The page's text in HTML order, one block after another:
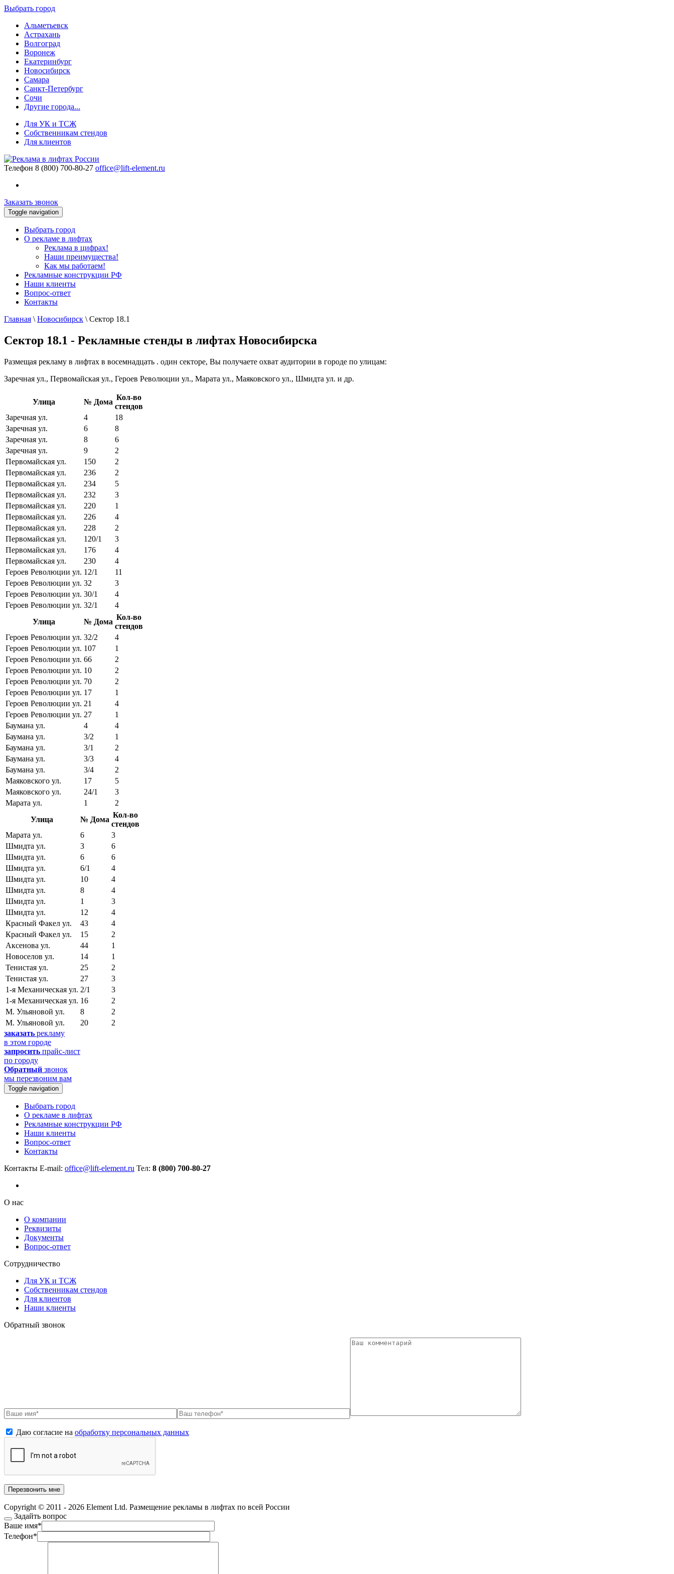
Выбрать город
Альметьевск
Астрахань
Волгоград
Воронеж
Екатеринбург
Новосибирск
Самара
Санкт-Петербург
Сочи
Другие города...
Для УК и ТСЖ
Собственникам стендов
Для клиентов
Телефон 8 (800) 700-80-27 office@lift-element.ru
Заказать звонок
Toggle navigation
Выбрать город
О рекламе в лифтах
Реклама в цифрах!
Наши преимущества!
Как мы работаем!
Рекламные конструкции РФ
Наши клиенты
Вопрос-ответ
Контакты
Главная \ Новосибирск \ Сектор 18.1
Сектор 18.1 - Рекламные стенды в лифтах Новосибирска
Размещая рекламу в лифтах в восемнадцать . один секторе, Вы получаете охват аудитории в городе по улицам:
Заречная ул., Первомайская ул., Героев Революции ул., Марата ул., Маяковского ул., Шмидта ул. и др.
Улица № Дома
Кол-во
стендов
Заречная ул.
4
18
Заречная ул.
6
8
Заречная ул.
8
6
Заречная ул.
9
2
Первомайская ул.
150
2
Первомайская ул.
236
2
Первомайская ул.
234
5
Первомайская ул.
232
3
Первомайская ул.
220
1
Первомайская ул.
226
4
Первомайская ул.
228
2
Первомайская ул.
120/1
3
Первомайская ул.
176
4
Первомайская ул.
230
4
Героев Революции ул. 12/1
11
Героев Революции ул. 32
3
Героев Революции ул. 30/1
4
Героев Революции ул. 32/1
4
Улица
№ Дома
Кол-во
стендов
Героев Революции ул. 32/2
4
Героев Революции ул. 107
1
Героев Революции ул. 66
2
Героев Революции ул. 10
2
Героев Революции ул. 70
2
Героев Революции ул. 17
1
Героев Революции ул. 21
4
Героев Революции ул. 27
1
Баумана ул.
4
4
Баумана ул.
3/2
1
Баумана ул.
3/1
2
Баумана ул.
3/3
4
Баумана ул.
3/4
2
Маяковского ул.
17
5
Маяковского ул.
24/1
3
Марата ул.
1
2
Улица
№ Дома
Кол-во
стендов
Марата ул.
6
3
Шмидта ул.
3
6
Шмидта ул.
6
6
Шмидта ул.
6/1
4
Шмидта ул.
10
4
Шмидта ул.
8
4
Шмидта ул.
1
3
Шмидта ул.
12
4
Красный Факел ул.
43
4
Красный Факел ул.
15
2
Аксенова ул.
44
1
Новоселов ул.
14
1
Тенистая ул.
25
2
Тенистая ул.
27
3
1-я Механическая ул. 2/1
3
1-я Механическая ул. 16
2
М. Ульяновой ул.
8
2
М. Ульяновой ул.
20
2
заказать рекламу
в этом городе
запросить прайс-лист
по городу
Обратный звонок
мы перезвоним вам
Toggle navigation
Выбрать город
О рекламе в лифтах
Рекламные конструкции РФ
Наши клиенты
Вопрос-ответ
Контакты
Контакты E-mail: office@lift-element.ru Тел: 8 (800) 700-80-27
О нас
О компании
Реквизиты
Документы
Вопрос-ответ
Сотрудничество
Для УК и ТСЖ
Собственникам стендов
Для клиентов
Наши клиенты
Обратный звонок
Даю согласие на обработку персональных данных
Copyright © 2011 - 2026 Element Ltd. Размещение рекламы в лифтах по всей России
Задайть вопрос
Ваше имя*
Телефон*